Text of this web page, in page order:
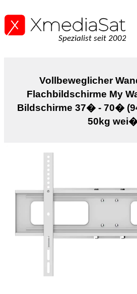
Spezialist seit 2002
Vollbeweglicher
Flachbildschirme My
Bildschirme 37� - 70�
50kg